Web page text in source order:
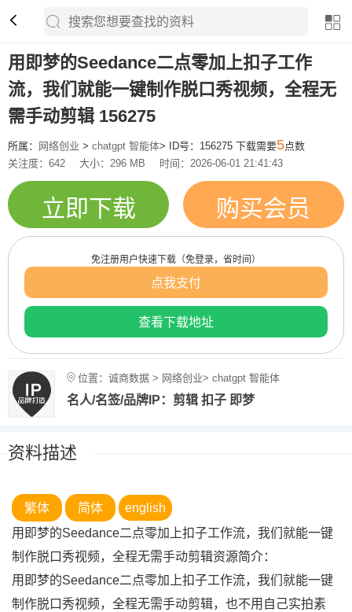
用即梦的Seedance二点零加上扣子工作
流，我们就能一键制作脱口秀视频，全程无
需手动剪辑 156275
所属： 网络创业 > chatgpt 智能体> ID号：156275 下载需要5点数
关注度：642
大小：296 MB 时间：2026-06-01 21:41:43
立即下载 购买会员
免注册用户快速下载（免登录，省时间）
点我支付
查看下载地址
位置：诚商数据 > 网络创业> chatgpt 智能体
名人/名签/品牌IP：剪辑 扣子 即梦
资料描述
繁体 简体
english
用即梦的Seedance二点零加上扣子工作流，我们就能一键
制作脱口秀视频，全程无需手动剪辑资源简介：
用即梦的Seedance二点零加上扣子工作流，我们就能一键
制作脱口秀视频，全程无需手动剪辑，也不用自己实拍素